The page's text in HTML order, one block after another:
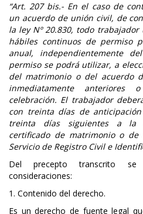
“Art. 207 bis.- En el caso de
un acuerdo de unión civil, de
la ley Nº 20.830, todo
hábiles continuos de permiso
anual, independientemente
permiso se podrá utilizar, a
del matrimonio o del acuerdo
inmediatamente
celebración. El trabajador
con treinta días de
treinta días siguientes a la
certificado de matrimonio o
Servicio de Registro Civil e
Del precepto transcrito se
consideraciones:
1. Contenido del derecho.
Es un derecho de fuente legal